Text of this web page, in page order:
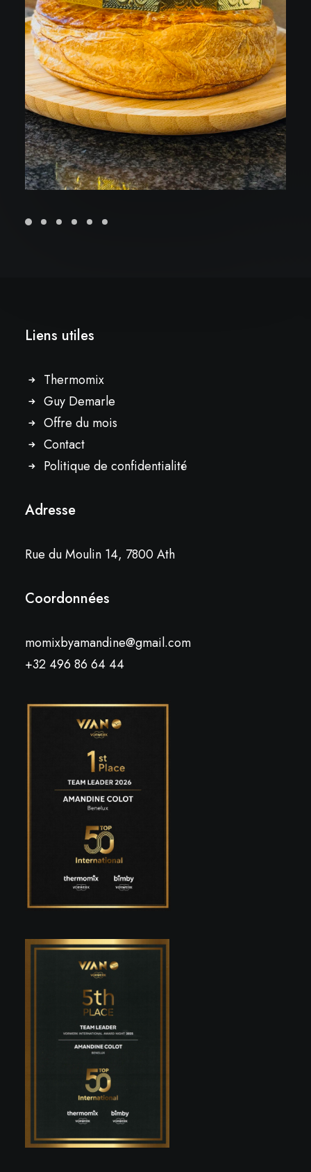
Liens utiles
Thermomix
Guy Demarle
Offre du mois
Contact
Politique de confidentialité
Adresse
Rue du Moulin 14, 7800 Ath
Coordonnées
momixbyamandine@gmail.com
+32 496 86 64 44